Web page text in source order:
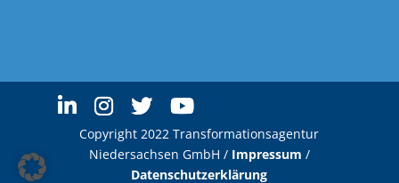
Copyright 2022 Transformationsagentur
Niedersachsen GmbH / Impressum /
Datenschutzerklärung